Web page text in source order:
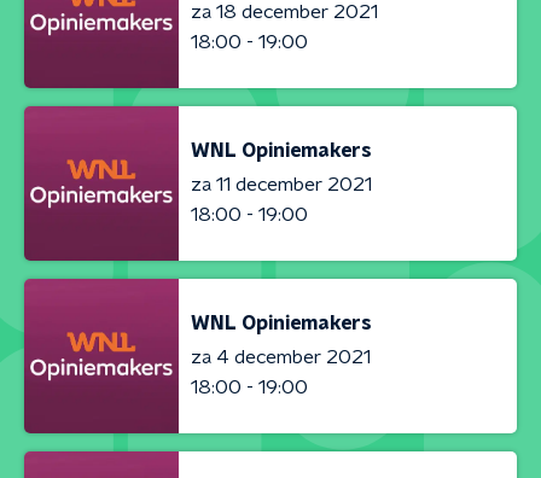
za 18 december 2021
18:00 - 19:00
WNL Opiniemakers
za 11 december 2021
18:00 - 19:00
WNL Opiniemakers
za 4 december 2021
18:00 - 19:00